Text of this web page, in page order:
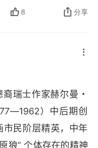
8 分享
瑞士作家赫尔曼・
）中后期创
市民阶层精英，中年
狼” 个体存在的精神